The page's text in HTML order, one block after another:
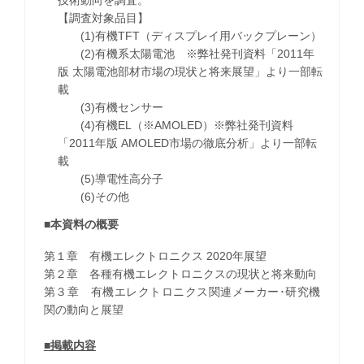
【調査対象品目】
(1)有機TFT（ディスプレイ用バックプレーン）
(2)有機系太陽電池 ※弊社発刊資料「2011年
版 太陽電池部材市場の現状と将来展望」より一部転
載
(3)有機センサー
(4)有機EL（※AMOLED）※弊社発刊資料
「2011年版 AMOLED市場の徹底分析」より一部転
載
(5)導電性高分子
(6)その他
■本資料の概要
第１章 有機エレクトロニクス 2020年展望
第２章 各種有機エレクトロニクスの現状と将来動向
第３章 有機エレクトロニクス関連メーカー･研究機
関の動向と展望
■掲載内容